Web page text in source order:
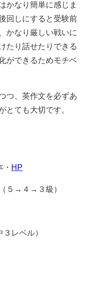
かなり簡単に感じま
回しにすると受験前
かなり厳しい戦いに
たり話せたりできる
ができるためモチベ
つ、英作文を必ずあ
とても大切です。
・ HP
（５→４→３級）
３レベル）